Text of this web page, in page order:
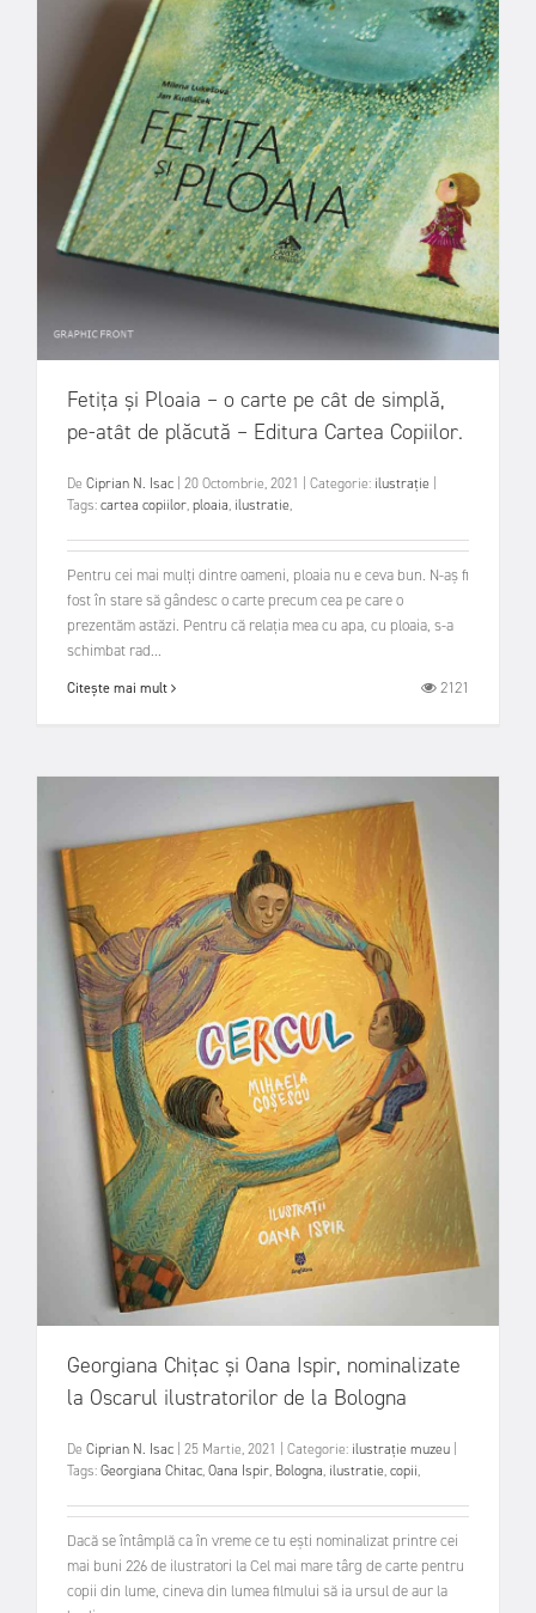
Fetița și Ploaia – o carte pe cât de simplă,
pe-atât de plăcută – Editura Cartea Copiilor.
De Ciprian N. Isac 20 Octombrie, 2021 Categorie: ilustrație
Tags:cartea copiilor,ploaia, ilustratie,
Pentru cei mai mulți dintre oameni, ploaia nu e ceva bun. N-aș fi
fost în stare să gândesc o carte precum cea pe care o
prezentăm astăzi. Pentru că relația mea cu apa, cu ploaia, s-a
schimbat rad...
Citește mai mult 2121
Georgiana Chițac și Oana Ispir, nominalizate
la Oscarul ilustratorilor de la Bologna
De Ciprian N. Isac 25 Martie, 2021 Categorie: ilustrație muzeu
Tags:Georgiana Chitac,Oana Ispir, Bologna, ilustratie,copii,
Dacă se întâmplă ca în vreme ce tu ești nominalizat printre cei
mai buni 226 de ilustratori la Cel mai mare târg de carte pentru
copii din lume, cineva din lumea filmului să ia ursul de aur la